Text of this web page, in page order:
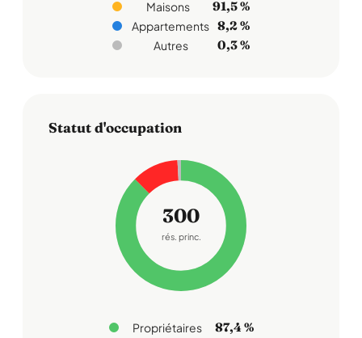
Maisons 91,5 %
Appartements 8,2 %
Autres 0,3 %
Statut d'occupation
300
rés. princ.
Propriétaires 87,4 %